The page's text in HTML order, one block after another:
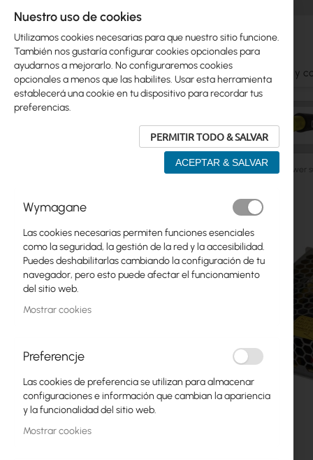
Ubiquiti Mikrotik WiFi Antenas Cables y
Mean Well Mean Well LRS-150-12 power
Skip
product
list
Ubiquiti
Mikrotik
WiFi
Antenas
Switch
Puntos de Acceso
Cables Coaxiales
al
de
la
galería
de
Nuestro uso de cookies
Utilizamos cookies necesarias para que nuestro sitio funcione.
También nos gustaría configurar cookies opcionales para
ayudarnos a mejorarlo. No configuraremos cookies
opcionales a menos que las habilites. Usar esta herramienta
establecerá una cookie en tu dispositivo para recordar tus
preferencias.
PERMITIR TODO & SALVAR
ACEPTAR & SALVAR
Wymagane
Las cookies necesarias permiten funciones esenciales
como la seguridad, la gestión de la red y la accesibilidad.
Puedes deshabilitarlas cambiando la configuración de tu
navegador, pero esto puede afectar el funcionamiento
del sitio web.
Mostrar cookies
Preferencje
Las cookies de preferencia se utilizan para almacenar
configuraciones e información que cambian la apariencia
y la funcionalidad del sitio web.
Mostrar cookies